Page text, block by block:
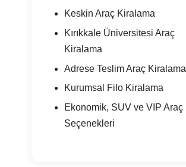
Keskin Araç Kiralama
Kırıkkale Üniversitesi Araç
Kiralama
Adrese Teslim Araç Kiralama
Kurumsal Filo Kiralama
Ekonomik, SUV ve VIP Araç
Seçenekleri